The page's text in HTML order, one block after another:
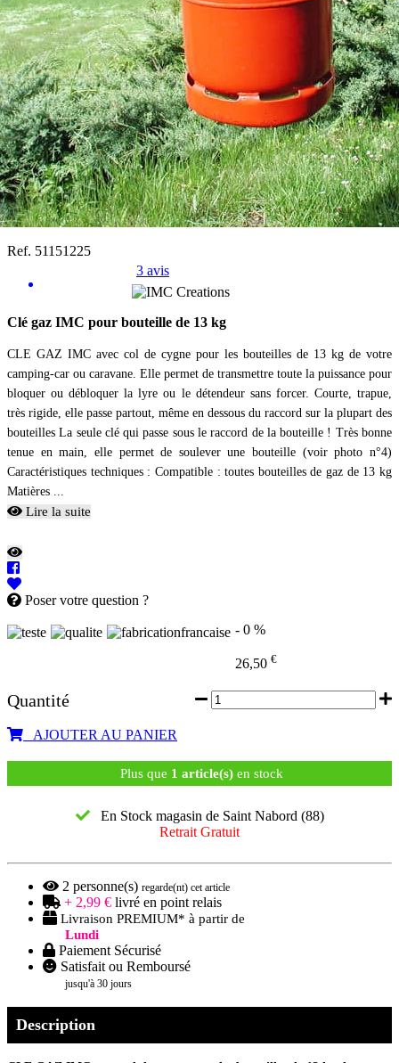
Ref. 51151225
3 avis
Clé gaz IMC pour bouteille de 13 kg
CLE GAZ IMC avec col de cygne pour les bouteilles de 13 kg de votre
camping-car ou caravane. Elle permet de transmettre toute la puissance pour
bloquer ou débloquer la lyre ou le détendeur sans forcer. Courte, trapue,
très rigide, elle passe partout, même en dessous du raccord sur la plupart des
bouteilles La seule clé qui passe sous le raccord de la bouteille ! Très bonne
tenue en main, elle permet de soulever une bouteille (voir photo n°4)
Caractéristiques techniques : Compatible : toutes bouteilles de gaz de 13 kg
Matières ...
Lire la suite
Poser votre question ?
- 0 %
26,50 €
Quantité
AJOUTER AU PANIER
Plus que 1 article(s)en stock
En Stock magasin de Saint Nabord (88)
Retrait Gratuit
2 personne(s) regarde(nt) cet article
+ 2,99 € livré en point relais
Livraison PREMIUM* à partir de
Lundi
Paiement Sécurisé
Satisfait ou Remboursé
jusqu'à 30 jours
Description